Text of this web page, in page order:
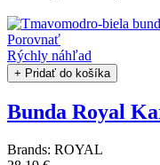
Porovnať
Rýchly náhľad
+ Pridať do košíka
Bunda Royal
Brands: ROYAL